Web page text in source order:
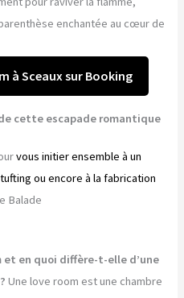
enchantée au cœur de
à Sceaux sur Booking
cette escapade romantique
vous initier ensemble à un
ou encore à la fabrication
Balade
et en quoi diffère-t-elle d’une
Une love room est une chambre